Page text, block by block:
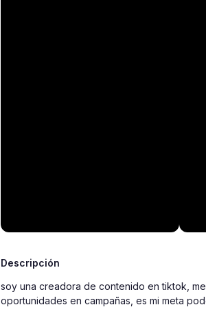
Descripción
soy una creadora de contenido en tiktok,
oportunidades en campañas, es mi meta